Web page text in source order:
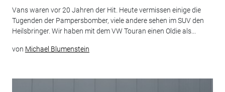
Vans waren vor 20 Jahren der Hit. Heute vermissen einige die
Tugenden der Pampersbomber, viele andere sehen im SUV den
Heilsbringer. Wir haben mit dem VW Touran einen Oldie als...
von Michael Blumenstein